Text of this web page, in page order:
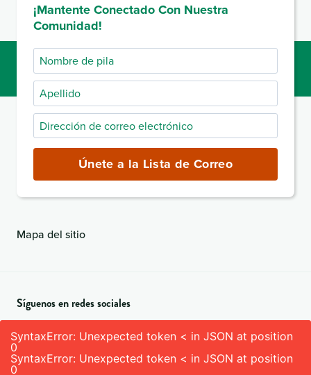
¡Mantente Conectado Con Nuestra
Comunidad!
Nombre
de
pila
Apellido
Dirección
de
electrónico
(obligatorio)
Únete a la Lista de Correo
Mapa del sitio
Síguenos en redes sociales
SyntaxError: Unexpected token < in JSON at position
0
SyntaxError: Unexpected token < in JSON at position
0